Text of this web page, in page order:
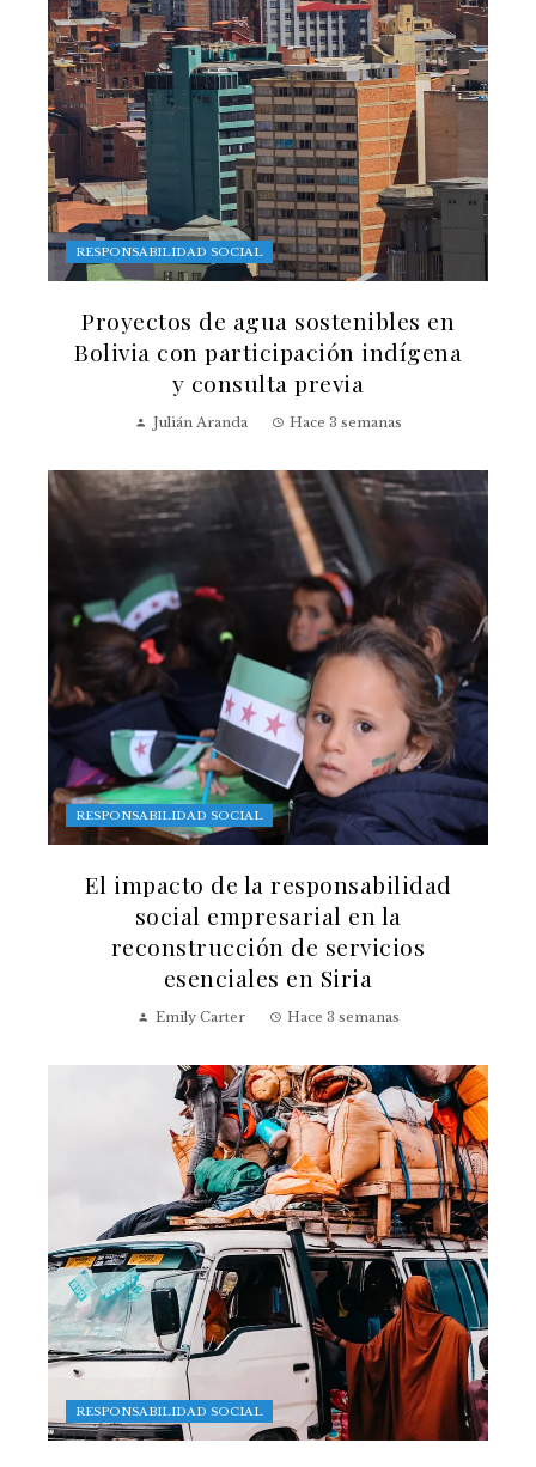
RESPONSABILIDAD SOCIAL
Proyectos de agua sostenibles en
Bolivia con participación indígena
y consulta previa
Julián Aranda Hace 3 semanas
RESPONSABILIDAD SOCIAL
El impacto de la responsabilidad
social empresarial en la
reconstrucción de servicios
esenciales en Siria
Emily Carter Hace 3 semanas
RESPONSABILIDAD SOCIAL